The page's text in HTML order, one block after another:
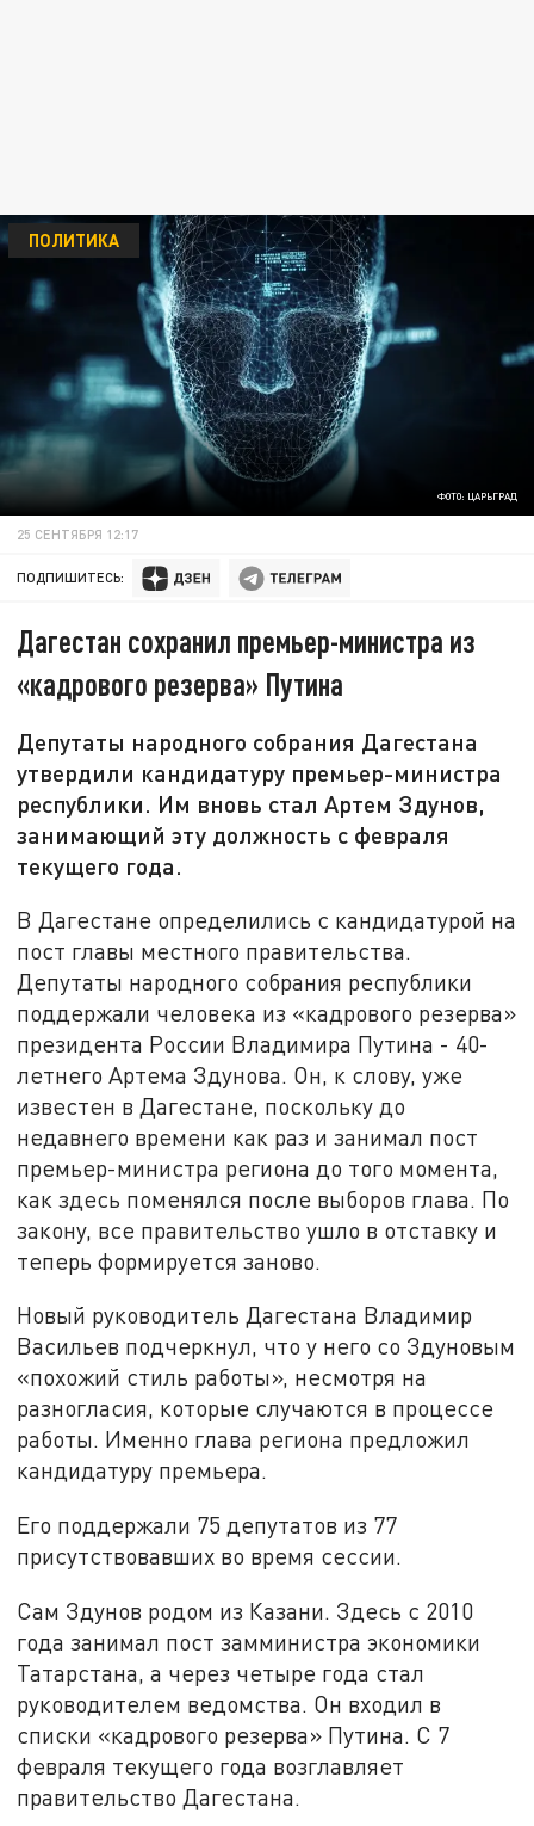
ФОТО: ЦАРЬГРАД
ПОЛИТИКА
25 СЕНТЯБРЯ 12:17
ПОДПИШИТЕСЬ:
Дагестан сохранил премьер-министра из
«кадрового резерва» Путина
Депутаты народного собрания Дагестана
утвердили кандидатуру премьер-министра
республики. Им вновь стал Артем Здунов,
занимающий эту должность с февраля
текущего года.
В Дагестане определились с кандидатурой на
пост главы местного правительства.
Депутаты народного собрания республики
поддержали человека из «кадрового резерва»
президента России Владимира Путина - 40-
летнего Артема Здунова. Он, к слову, уже
известен в Дагестане, поскольку до
недавнего времени как раз и занимал пост
премьер-министра региона до того момента,
как здесь поменялся после выборов глава. По
закону, все правительство ушло в отставку и
теперь формируется заново.
Новый руководитель Дагестана Владимир
Васильев подчеркнул, что у него со Здуновым
«похожий стиль работы», несмотря на
разногласия, которые случаются в процессе
работы. Именно глава региона предложил
кандидатуру премьера.
Его поддержали 75 депутатов из 77
присутствовавших во время сессии.
Сам Здунов родом из Казани. Здесь с 2010
года занимал пост замминистра экономики
Татарстана, а через четыре года стал
руководителем ведомства. Он входил в
списки «кадрового резерва» Путина. С 7
февраля текущего года возглавляет
правительство Дагестана.